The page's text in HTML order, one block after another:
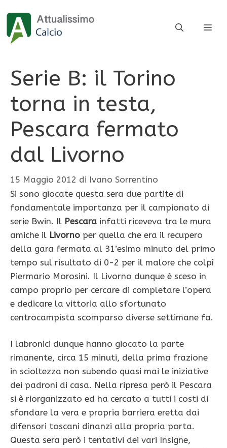
contenuto
Serie B: il Torino
torna in testa,
Pescara fermato
dal Livorno
15 Maggio 2012 di Ivano Sorrentino
Si sono giocate questa sera due partite di
fondamentale importanza per il campionato di
serie Bwin. Il Pescara infatti riceveva tra le mura
amiche il Livorno per quella che era il recupero
della gara fermata al 31’esimo minuto del primo
tempo sul risultato di 0-2 per il malore che colpì
Piermario Morosini. Il Livorno dunque è sceso in
campo proprio per cercare di completare l’opera
e dedicare la vittoria allo sfortunato
centrocampista scomparso diverse settimane fa.
I labronici dunque hanno giocato la parte
rimanente, circa 15 minuti, della prima frazione
in scioltezza non subendo quasi mai le iniziative
dei padroni di casa. Nella ripresa però il Pescara
si è riorganizzato ed ha cercato a tutti i costi di
sfondare la vera e propria barriera eretta dai
difensori toscani dinanzi alla propria porta.
Questa sera però i tentativi dei vari Insigne,